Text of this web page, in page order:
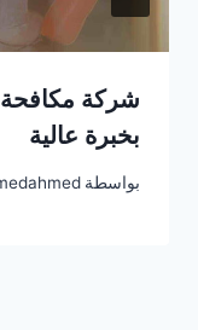
شركة مكافحة
بخبرة عالية
بواسطة